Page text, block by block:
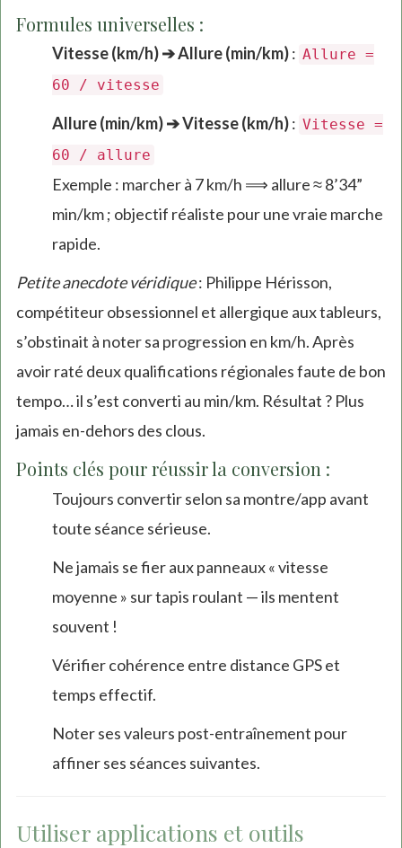
Formules universelles :
Vitesse (km/h) ➔ Allure (min/km): Allure =
60 / vitesse
Allure (min/km) ➔ Vitesse (km/h): Vitesse =
60 / allure
Exemple : marcher à 7 km/h ⟹ allure ≈ 8’34”
min/km ; objectif réaliste pour une vraie marche
rapide.
Petite anecdote véridique: Philippe Hérisson,
compétiteur obsessionnel et allergique aux tableurs,
s’obstinait à noter sa progression en km/h. Après
avoir raté deux qualifications régionales faute de bon
tempo… il s’est converti au min/km. Résultat ? Plus
jamais en-dehors des clous.
Points clés pour réussir la conversion :
Toujours convertir selon sa montre/app avant
toute séance sérieuse.
Ne jamais se fier aux panneaux « vitesse
moyenne » sur tapis roulant — ils mentent
souvent !
Vérifier cohérence entre distance GPS et
temps effectif.
Noter ses valeurs post-entraînement pour
affiner ses séances suivantes.
Utiliser applications et outils